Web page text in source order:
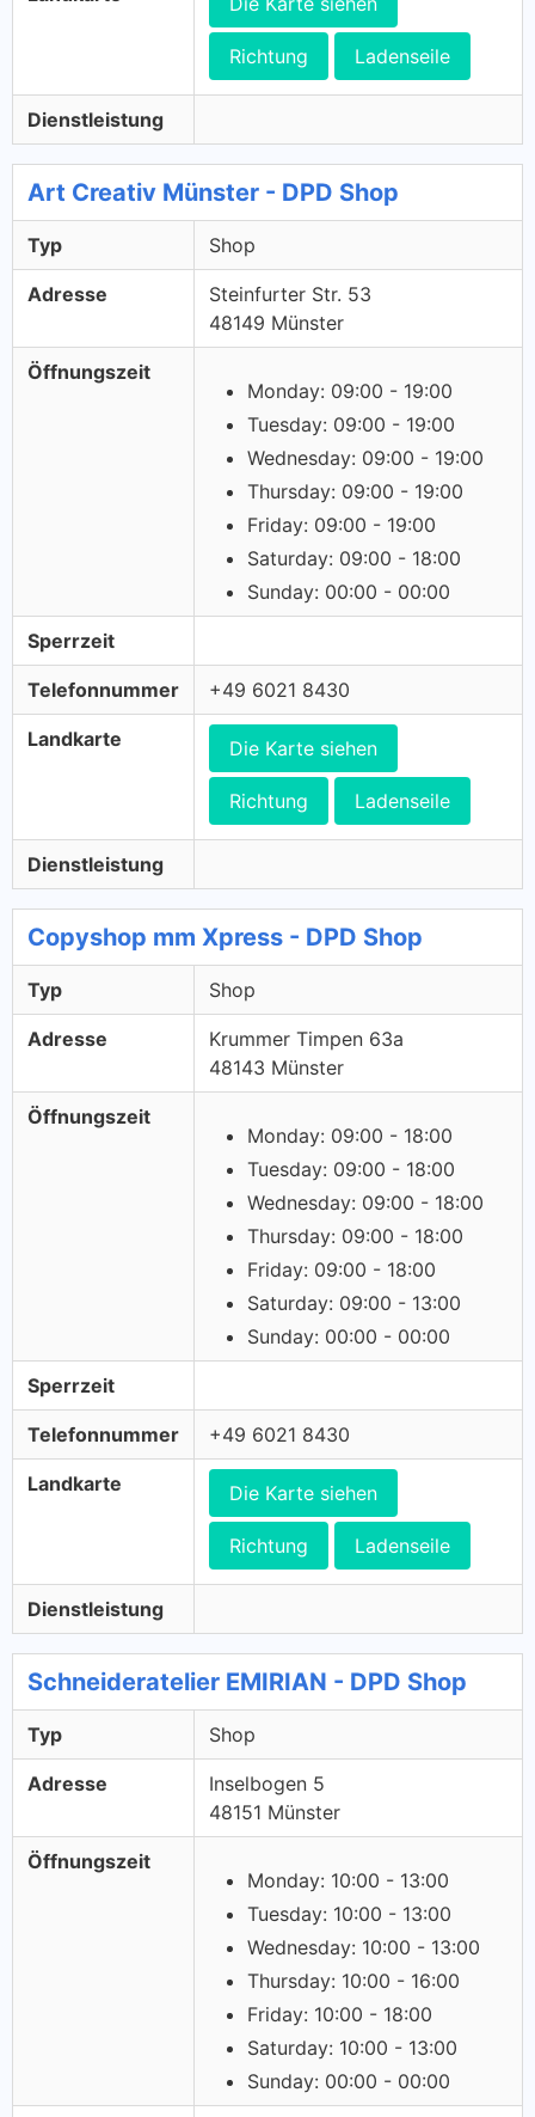
Richtung Ladenseile
Dienstleistung
Art Creativ Münster - DPD Shop
Typ Shop
Adresse
Steinfurter Str. 53
48149 Münster
Öffnungszeit
Monday: 09:00 - 19:00
Tuesday: 09:00 - 19:00
Wednesday: 09:00 - 19:00
Thursday: 09:00 - 19:00
Friday: 09:00 - 19:00
Saturday: 09:00 - 18:00
Sunday: 00:00 - 00:00
Sperrzeit
Telefonnummer +49 6021 8430
Landkarte Die Karte siehen
Richtung Ladenseile
Dienstleistung
Copyshop mm Xpress - DPD Shop
Typ Shop
Adresse
Krummer Timpen 63a
48143 Münster
Öffnungszeit
Monday: 09:00 - 18:00
Tuesday: 09:00 - 18:00
Wednesday: 09:00 - 18:00
Thursday: 09:00 - 18:00
Friday: 09:00 - 18:00
Saturday: 09:00 - 13:00
Sunday: 00:00 - 00:00
Sperrzeit
Telefonnummer +49 6021 8430
Landkarte Die Karte siehen
Richtung Ladenseile
Dienstleistung
Schneideratelier EMIRIAN - DPD Shop
Typ Shop
Adresse
Inselbogen 5
48151 Münster
Öffnungszeit
Monday: 10:00 - 13:00
Tuesday: 10:00 - 13:00
Wednesday: 10:00 - 13:00
Thursday: 10:00 - 16:00
Friday: 10:00 - 18:00
Saturday: 10:00 - 13:00
Sunday: 00:00 - 00:00